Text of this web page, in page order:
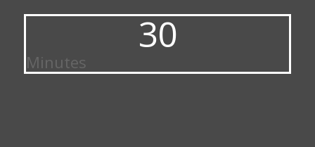
30
Minutes